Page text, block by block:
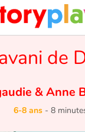
de
&Anne
6-8 ans- 8